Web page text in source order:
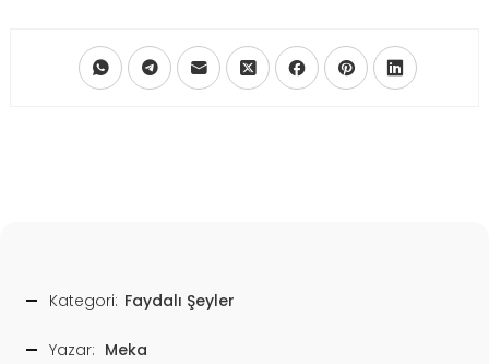
Kategori: Faydalı Şeyler
Yazar: Meka